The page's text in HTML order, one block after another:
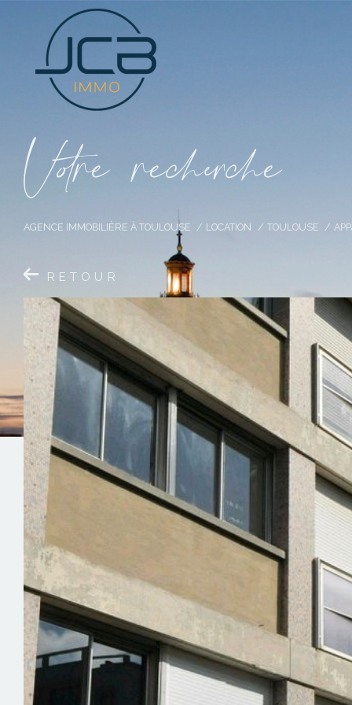
Vore recece
AGENCE IMMOBILIÈRE À TOULOUSE LOCATION TOULOUSE
RETOUR